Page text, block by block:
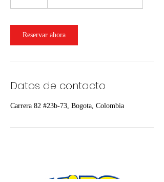
m
i
n
Reservar ahora
Datos de contacto
Carrera 82 #23b-73, Bogota, Colombia